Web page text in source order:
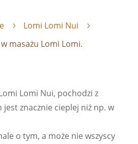
Lomi Lomi Nui
masażu Lomi Lomi.
Lomi Nui, pochodzi z
jest znacznie cieplej niż np. w
o tym, a może nie wszyscy